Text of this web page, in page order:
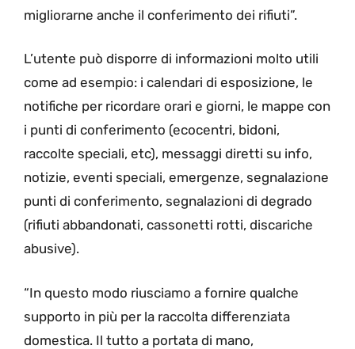
migliorarne anche il conferimento dei rifiuti”.
L’utente può disporre di informazioni molto utili
come ad esempio: i calendari di esposizione, le
notifiche per ricordare orari e giorni, le mappe con
i punti di conferimento (ecocentri, bidoni,
raccolte speciali, etc), messaggi diretti su info,
notizie, eventi speciali, emergenze, segnalazione
punti di conferimento, segnalazioni di degrado
(rifiuti abbandonati, cassonetti rotti, discariche
abusive).
“In questo modo riusciamo a fornire qualche
supporto in più per la raccolta differenziata
domestica. Il tutto a portata di mano,